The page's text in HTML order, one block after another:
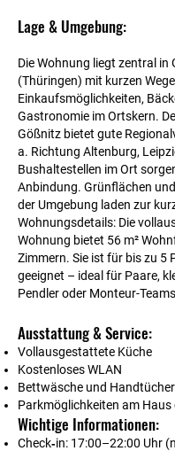
Lage & Umgebung:
Die Wohnung liegt zentral in
(Thüringen) mit kurzen
Einkaufsmöglichkeiten,
Gastronomie im Ortskern.
Gößnitz bietet gute
a. Richtung Altenburg,
Bushaltestellen im Ort
Anbindung. Grünflächen
der Umgebung laden zur
Wohnungsdetails: Die
Wohnung bietet 56 m²
Zimmern. Sie ist für bis zu 5
geeignet – ideal für Paare,
Pendler oder Monteur-
Ausstattung & Service:
Vollausgestattete Küche
Kostenloses WLAN
Bettwäsche und
Parkmöglichkeiten am Haus
Wichtige Informationen:
Check‑in: 17:00–22:00 Uhr